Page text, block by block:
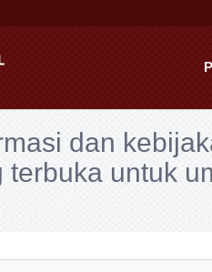
dan
terbuka untuk